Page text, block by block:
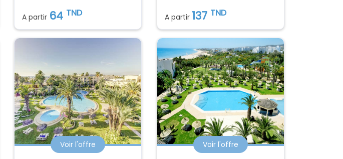
A partir 64 TND A partir 137 TND
Voir l'offre Voir l'offre